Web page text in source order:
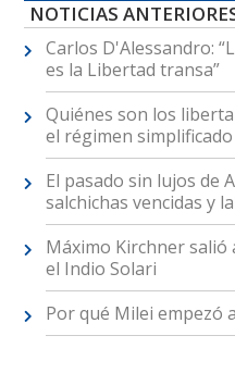
NOTICIAS
Carlos D'Alessandro:
es la Libertad transa”
Quiénes son los
el régimen simplificado
El pasado sin lujos de
salchichas vencidas y
Máximo Kirchner salió
el Indio Solari
Por qué Milei empezó